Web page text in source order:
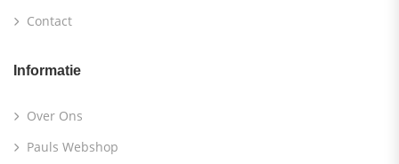
Contact
Informatie
Over Ons
Pauls Webshop